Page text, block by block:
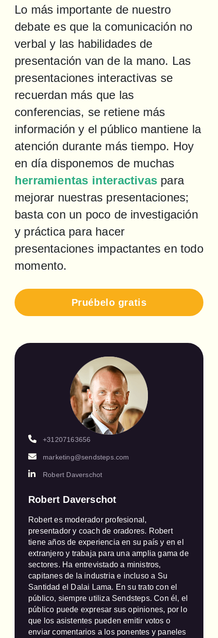
Lo más importante de nuestro
debate es que la comunicación no
verbal y las habilidades de
presentación van de la mano. Las
presentaciones interactivas se
recuerdan más que las
conferencias, se retiene más
información y el público mantiene la
atención durante más tiempo. Hoy
herramientas interactivas para
mejorar nuestras presentaciones;
basta con un poco de investigación
y práctica para hacer
presentaciones impactantes en todo
momento.
Pruébelo gratis
+31207163656
marketing@sendsteps.com
Robert Daverschot
Robert Daverschot
Robert es moderador profesional,
presentador y coach de oradores. Robert
tiene años de experiencia en su país y en el
extranjero y trabaja para una amplia gama de
sectores. Ha entrevistado a ministros,
capitanes de la industria e incluso a Su
Santidad el Dalai Lama. En su trato con el
público, siempre utiliza Sendsteps. Con él, el
público puede expresar sus opiniones, por lo
que los asistentes pueden emitir votos o
enviar comentarios a los ponentes y paneles